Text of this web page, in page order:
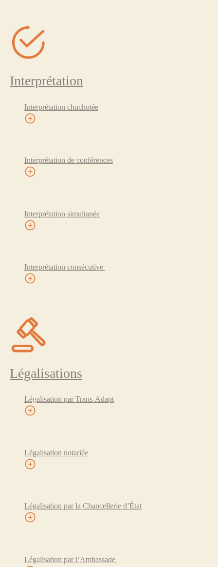
Interprétation
Interprétation chuchotée
Interprétation de conférences
Interprétation simultanée
Interprétation consécutive
Légalisations
Légalisation par Trans-Adapt
Légalisation notariée
Légalisation par la Chancellerie d’État
Légalisation par l’Ambassade